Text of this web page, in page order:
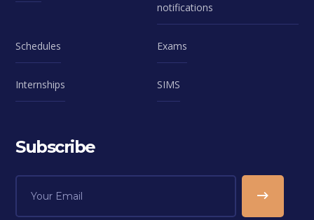
notifications
Schedules Exams
Internships SIMS
Subscribe